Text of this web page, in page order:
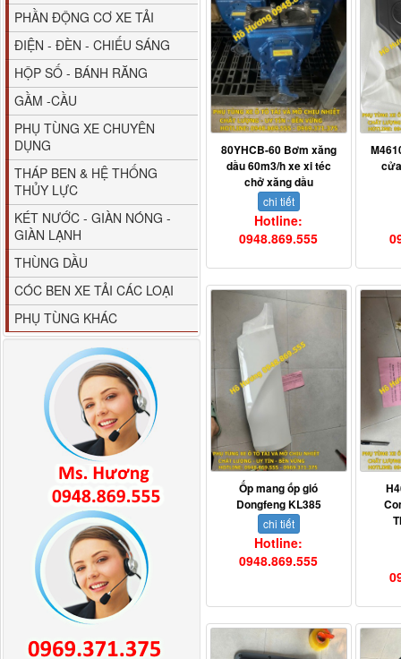
80YHCB-60 Bơm xăng
dầu 60m3/h xe xi téc
chở xăng dầu
chi tiết
Hotline:
0948.869.555
Ốp mang ốp gió
Dongfeng KL385
chi tiết
Hotline:
0948.869.555
PHẦN ĐỘNG CƠ XE TẢI
ĐIỆN - ĐÈN - CHIẾU SÁNG
HỘP SỐ - BÁNH RĂNG
GẦM -CẦU
PHỤ TÙNG XE CHUYÊN
DỤNG
THÁP BEN & HỆ THỐNG
THỦY LỰC
KÉT NƯỚC - GIÀN NÓNG -
GIÀN LẠNH
THÙNG DẦU
CÓC BEN XE TẢI CÁC LOẠI
PHỤ TÙNG KHÁC
80YHCB-60 Bơm xăng
dầu 60m3/h...
M4610162101A0 Tapbi
cửa Thaco...